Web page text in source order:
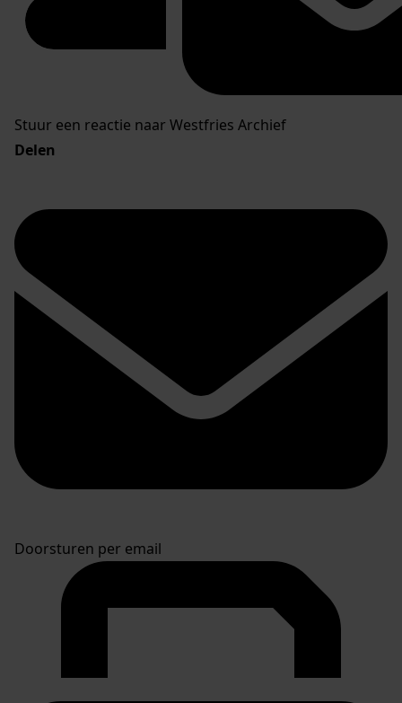
Stuur een reactie naar Westfries Archief
Delen
Doorsturen per email